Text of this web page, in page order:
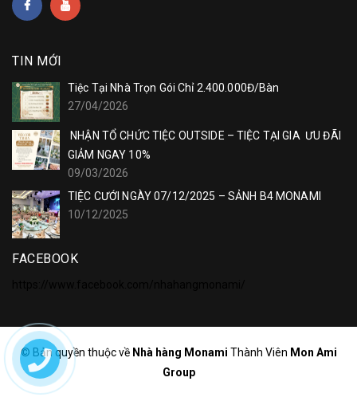
TIN MỚI
Tiệc Tại Nhà Trọn Gói Chỉ 2.400.000Đ/Bàn
27/04/2026
NHẬN TỔ CHỨC TIỆC OUTSIDE – TIỆC TẠI GIA ƯU ĐÃI
GIẢM NGAY 10%
09/03/2026
TIỆC CƯỚI NGÀY 07/12/2025 – SẢNH B4 MONAMI
10/12/2025
FACEBOOK
© Bản quyền thuộc về Nhà hàng Monami Thành Viên Mon Ami
Group